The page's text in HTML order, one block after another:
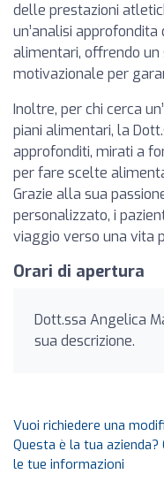
delle prestazioni
un’analisi
alimentari, offrendo
motivazionale per
Inoltre, per chi cerca
piani alimentari, la
approfonditi, mirati a
per fare scelte
Grazie alla sua
personalizzato, i
viaggio verso una vita
Orari di apertura
Dott.ssa Angelica
sua descrizione.
Vuoi richiedere una
Questa è la tua
le tue informazioni